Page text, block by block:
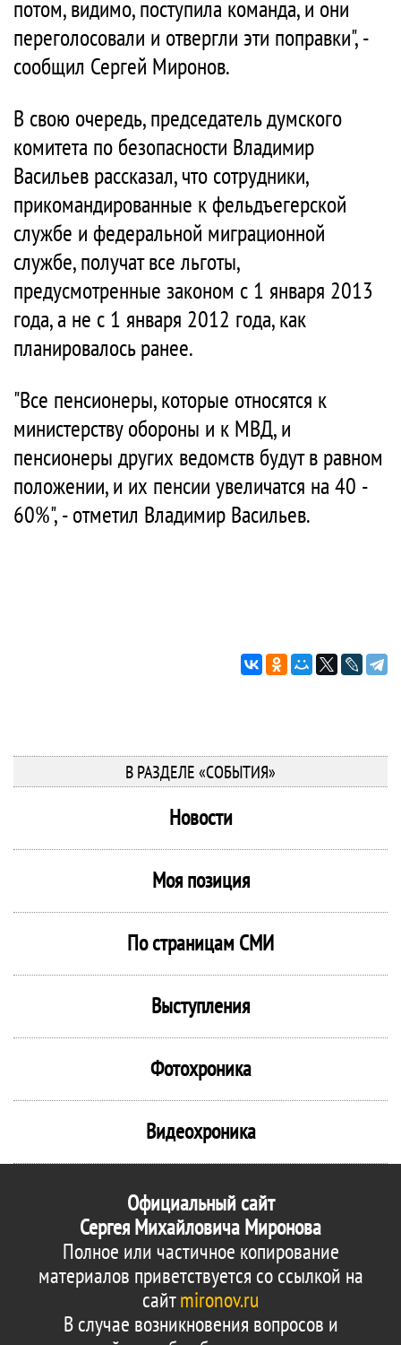
потом, видимо, поступила команда, и они
переголосовали и отвергли эти поправки", -
сообщил Сергей Миронов.
В свою очередь, председатель думского
комитета по безопасности Владимир
Васильев рассказал, что сотрудники,
прикомандированные к фельдъегерской
службе и федеральной миграционной
службе, получат все льготы,
предусмотренные законом с 1 января 2013
года, а не с 1 января 2012 года, как
планировалось ранее.
"Все пенсионеры, которые относятся к
министерству обороны и к МВД, и
пенсионеры других ведомств будут в равном
положении, и их пенсии увеличатся на 40 -
60%", - отметил Владимир Васильев.
В РАЗДЕЛЕ «СОБЫТИЯ»
Новости
Моя позиция
По страницам СМИ
Выступления
Фотохроника
Видеохроника
Официальный сайт
Сергея Михайловича Миронова
Полное или частичное копирование
материалов приветствуется со ссылкой на
сайтmironov.ru
В случае возникновения вопросов и